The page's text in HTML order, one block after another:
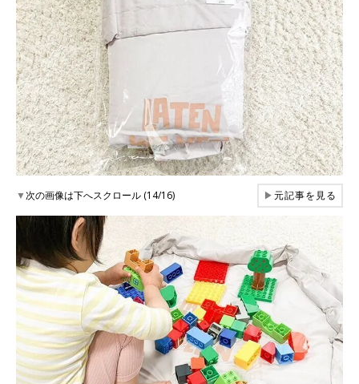
▼次の画像は下へスクロール (14/16) ▶元記事を見る